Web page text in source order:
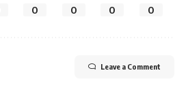
0 0 0 0
Leave a Comment